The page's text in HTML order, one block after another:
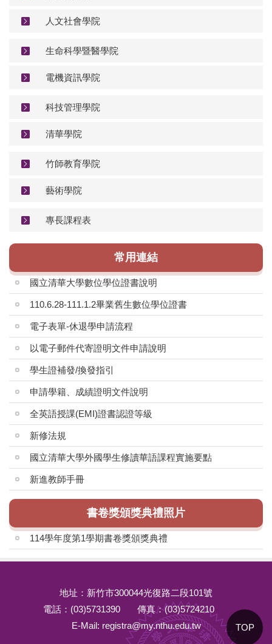
人文社會學院
生命科學暨醫學院
電機資訊學院
科技管理學院
清華學院
竹師教育學院
藝術學院
專長課程表
常用連結
國立清華大學數位學位證書說明
110.6.28-111.1.2畢業舊生數位學位證書
電子表單-休退學申請流程
以電子郵件代寄證明文件申請說明
學生證補發/換發指引
申請學籍、成績證明文件說明
全英語授課(EMI)證書認證等級
新修法規
國立清華大學外國學生修讀華語課程實施要點
新進教師手冊
書卷獎頒獎典禮照片
114學年度第1學期書卷獎頒獎典禮
地址：新竹市300044光復路二段101號
電話：(03)5731390 傳真：(03)5724210
E-Mail: registra@my.nthu.edu.tw
TOP